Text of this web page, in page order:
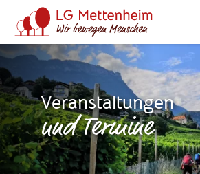
Veranstaltungen
und Termine